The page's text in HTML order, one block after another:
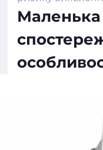
Маленька